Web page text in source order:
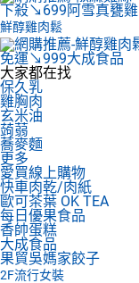
下殺↘699阿雪真甕雞
鮮醇雞肉鬆
免運↘999大成食品
大家都在找
保久乳
雞胸肉
玄米油
蒟蒻
蕎麥麵
更多
愛買線上購物
快車肉乾/肉紙
歐可茶葉 OK TEA
每日優果食品
香帥蛋糕
大成食品
果貿吳媽家餃子
2F流行女裝